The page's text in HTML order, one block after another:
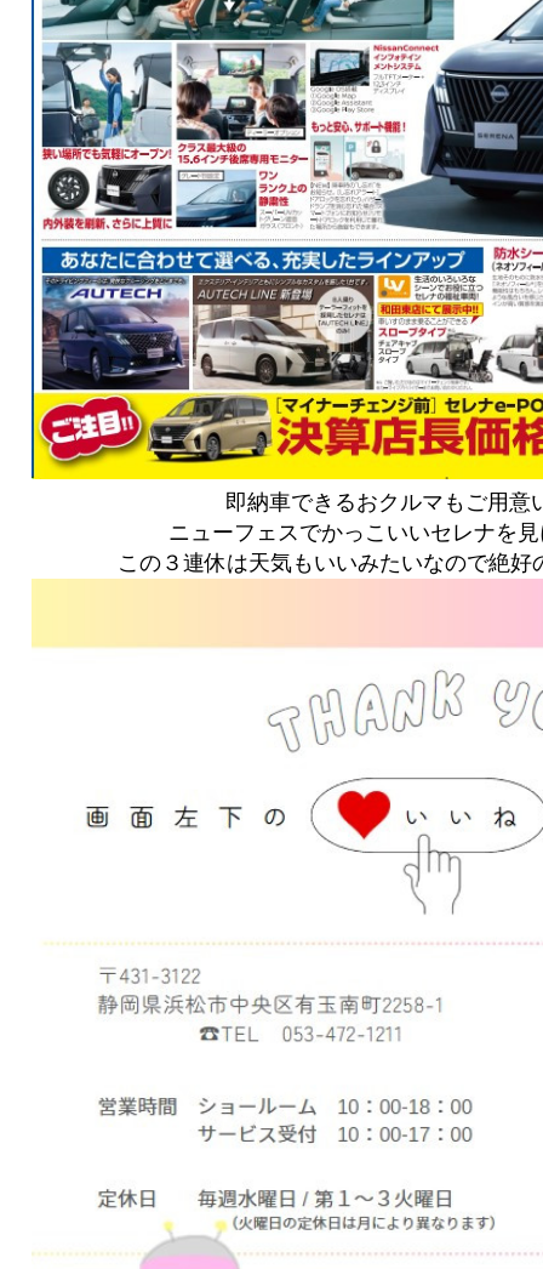
即納車できるおクルマもご用意
ニューフェスでかっこいいセレナを
この３連休は天気もいいみたいなので絶好